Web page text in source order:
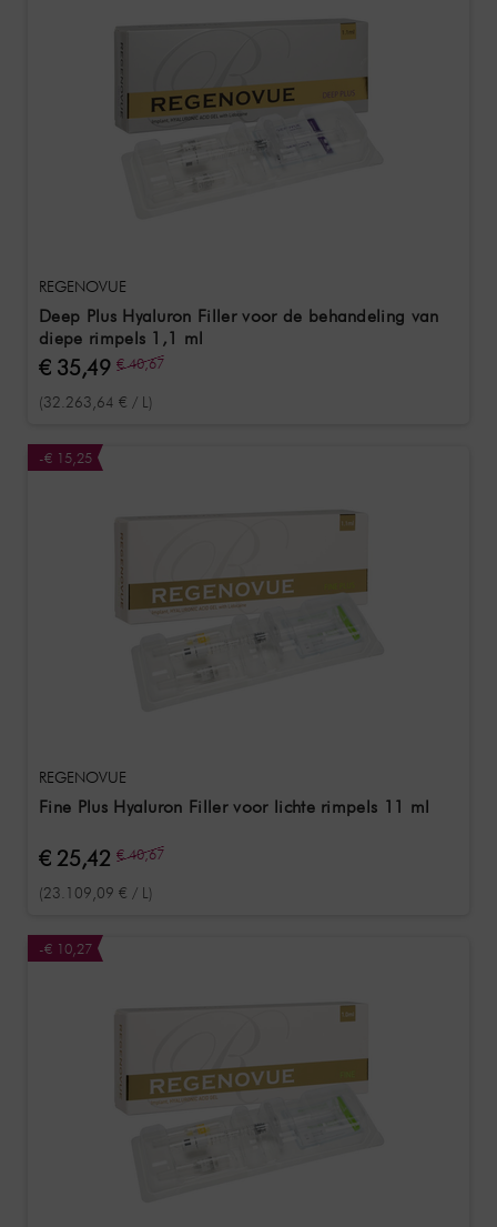
REGENOVUE
Deep Plus Hyaluron Filler voor de behandeling van
diepe rimpels 1,1 ml
€ 35,49 € 40,67
(32.263,64 € / L)
-€ 15,25
REGENOVUE
Fine Plus Hyaluron Filler voor lichte rimpels 11 ml
€ 25,42 € 40,67
(23.109,09 € / L)
-€ 10,27